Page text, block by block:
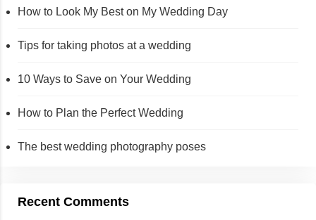
How to Look My Best on My Wedding Day
Tips for taking photos at a wedding
10 Ways to Save on Your Wedding
How to Plan the Perfect Wedding
The best wedding photography poses
Recent Comments